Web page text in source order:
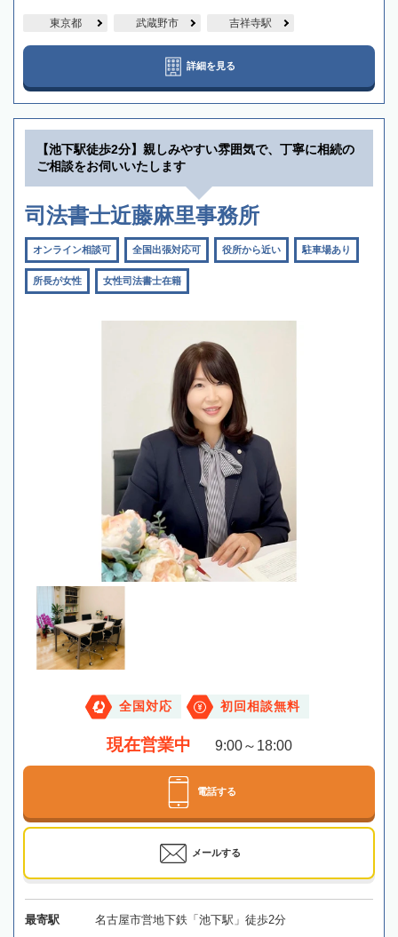
東京都 武蔵野市 吉祥寺駅
詳細を見る
【池下駅徒歩2分】親しみやすい雰囲気で、丁寧に相続の
ご相談をお伺いいたします
司法書士近藤麻里事務所
オンライン相談可 全国出張対応可 役所から近い 駐車場あり
所長が女性 女性司法書士在籍
全国対応 初回相談無料
現在営業中 9:00～18:00
電話する
メールする
最寄駅 名古屋市営地下鉄「池下駅」徒歩2分